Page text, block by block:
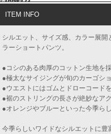
ITEM INFO
シルエット、サイズ感、カラー展
ラーショートパンツ。
●コシのある肉厚のコットン生地を
●極太なサイジングが旬のカーゴシ
●ウエストにはゴムとドローコード
●裾のストリングの長さが絶妙なア
●オレンジやブルーといった今季ら
今季らしいワイドなシルエットに